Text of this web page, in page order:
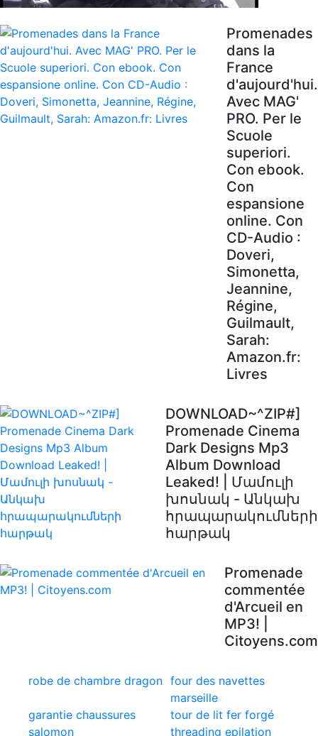
Promenades
dans la
France
d'aujourd'hui.
Avec MAG'
PRO. Per le
Scuole
superiori.
Con ebook.
Con
espansione
online. Con
CD-Audio :
Doveri,
Simonetta,
Jeannine,
Régine,
Guilmault,
Sarah:
Amazon.fr:
Livres
DOWNLOAD~^ZIP#]
Promenade Cinema
Dark Designs Mp3
Album Download
Leaked! | Մամուլի
խոսնակ - Անկախ
հրապարակումների
հարթակ
Promenade
commentée
d'Arcueil en
MP3! |
Citoyens.com
robe de chambre dragon four des navettes
marseille
garantie chaussures
salomon
tour de lit fer forgé
threading epilation